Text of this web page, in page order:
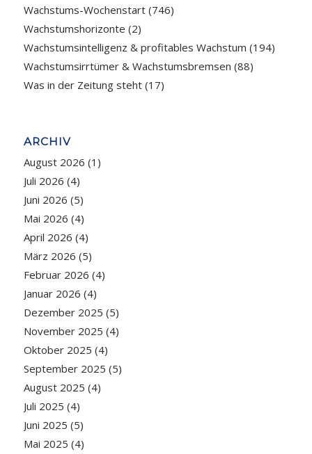
Wachstums-Wochenstart(746)
Wachstumshorizonte (2)
Wachstumsintelligenz & profitables Wachstum (194)
Wachstumsirrtümer & Wachstumsbremsen (88)
Was in der Zeitung steht(17)
ARCHIV
August 2026 (1)
Juli 2026 (4)
Juni 2026 (5)
Mai 2026 (4)
April 2026 (4)
März 2026 (5)
Februar 2026 (4)
Januar 2026 (4)
Dezember 2025 (5)
November 2025 (4)
Oktober 2025 (4)
September 2025 (5)
August 2025 (4)
Juli 2025 (4)
Juni 2025 (5)
Mai 2025 (4)